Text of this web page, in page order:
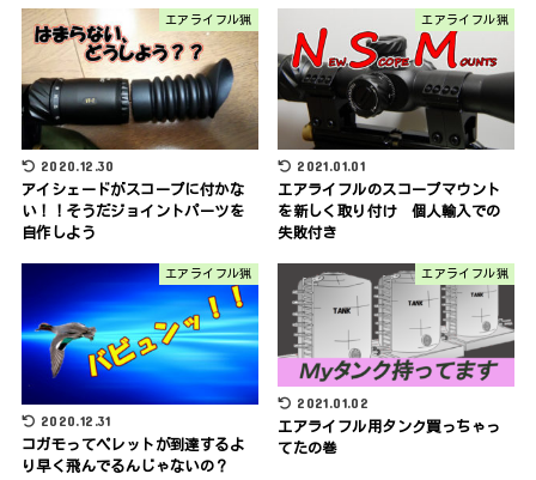
エアライフル猟
2020.12.30
アイシェードがスコープに付かな
い！！そうだジョイントパーツを
自作しよう
エアライフル猟
2021.01.01
エアライフルのスコープマウント
を新しく取り付け 個人輸入での
失敗付き
エアライフル猟
2020.12.31
コガモってペレットが到達するよ
り早く飛んでるんじゃないの？
エアライフル猟
2021.01.02
エアライフル用タンク買っちゃっ
てたの巻